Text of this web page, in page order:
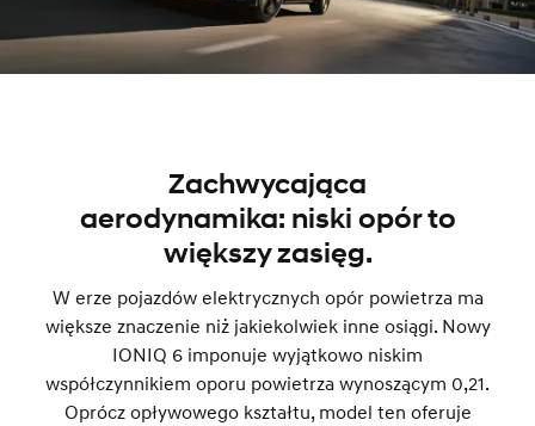
Zachwycająca
aerodynamika: niski opór to
większy zasięg.
W erze pojazdów elektrycznych opór powietrza ma
większe znaczenie niż jakiekolwiek inne osiągi. Nowy
IONIQ 6 imponuje wyjątkowo niskim
współczynnikiem oporu powietrza wynoszącym 0,21.
Oprócz opływowego kształtu, model ten oferuje